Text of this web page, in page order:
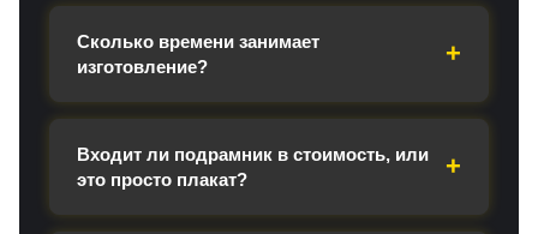
Сколько времени занимает
изготовление?
Входит ли подрамник в стоимость, или
это просто плакат?